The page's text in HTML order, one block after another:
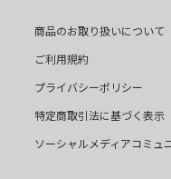
商品のお取り扱いについて
ご利用規約
プライバシーポリシー
特定商取引法に基づく表示
ソーシャルメディアコミュ